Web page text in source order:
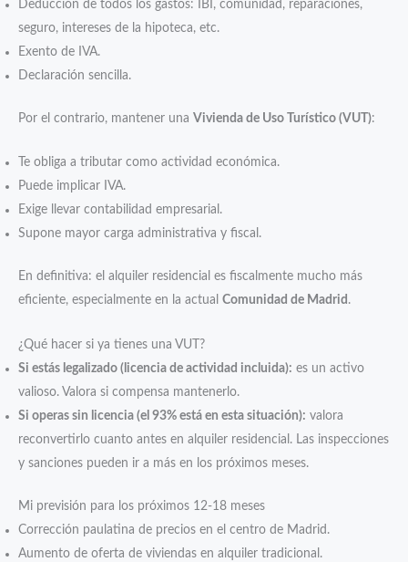
Deducción de todos los gastos: IBI, comunidad, reparaciones,
seguro, intereses de la hipoteca, etc.
Exento de IVA.
Declaración sencilla.
Por el contrario, mantener una Vivienda de Uso Turístico (VUT):
Te obliga a tributar como actividad económica.
Puede implicar IVA.
Exige llevar contabilidad empresarial.
Supone mayor carga administrativa y fiscal.
En definitiva: el alquiler residencial es fiscalmente mucho más
eficiente, especialmente en la actual Comunidad de Madrid .
¿Qué hacer si ya tienes una VUT?
Si estás legalizado (licencia de actividad incluida): es un activo
valioso. Valora si compensa mantenerlo.
Si operas sin licencia (el 93% está en esta situación): valora
reconvertirlo cuanto antes en alquiler residencial. Las inspecciones
y sanciones pueden ir a más en los próximos meses.
Mi previsión para los próximos 12-18 meses
Corrección paulatina de precios en el centro de Madrid.
Aumento de oferta de viviendas en alquiler tradicional.